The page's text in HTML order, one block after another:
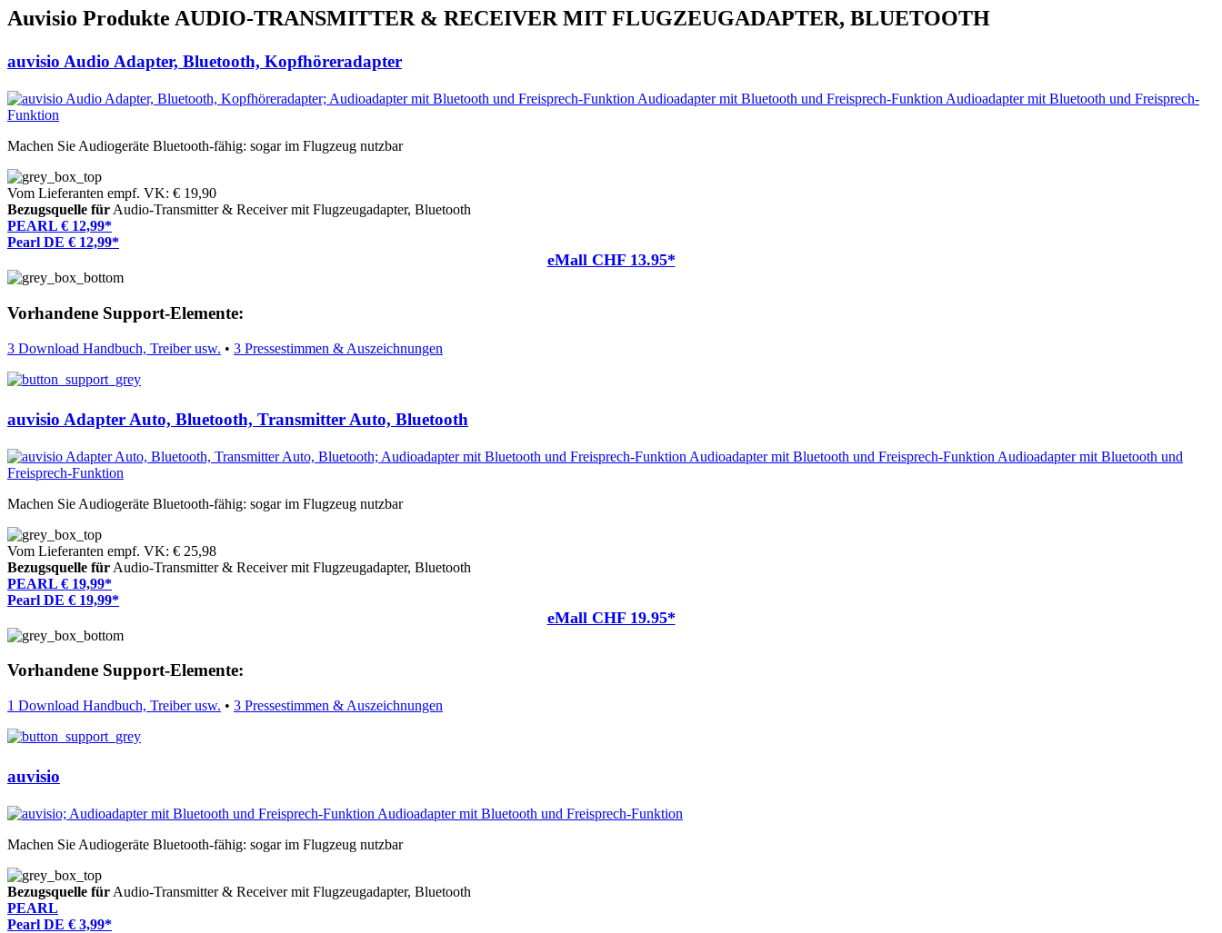
Auvisio Produkte AUDIO-TRANSMITTER & RECEIVER MIT FLUGZEUGADAPTER, BLUETOOTH
auvisio Audio Adapter, Bluetooth, Kopfhöreradapter
Machen Sie Audiogeräte Bluetooth-fähig: sogar im Flugzeug nutzbar
Vom Lieferanten empf. VK: € 19,90
Bezugsquelle für Audio-Transmitter & Receiver mit Flugzeugadapter, Bluetooth
PEARL € 12,99*
Pearl DE € 12,99*
eMall CHF 13.95*
Vorhandene Support-Elemente:
3 Download Handbuch, Treiber usw. • 3 Pressestimmen & Auszeichnungen
auvisio Adapter Auto, Bluetooth, Transmitter Auto, Bluetooth
Machen Sie Audiogeräte Bluetooth-fähig: sogar im Flugzeug nutzbar
Vom Lieferanten empf. VK: € 25,98
Bezugsquelle für Audio-Transmitter & Receiver mit Flugzeugadapter, Bluetooth
PEARL € 19,99*
Pearl DE € 19,99*
eMall CHF 19.95*
Vorhandene Support-Elemente:
1 Download Handbuch, Treiber usw. • 3 Pressestimmen & Auszeichnungen
auvisio
Machen Sie Audiogeräte Bluetooth-fähig: sogar im Flugzeug nutzbar
Bezugsquelle für Audio-Transmitter & Receiver mit Flugzeugadapter, Bluetooth
PEARL
Pearl DE € 3,99*